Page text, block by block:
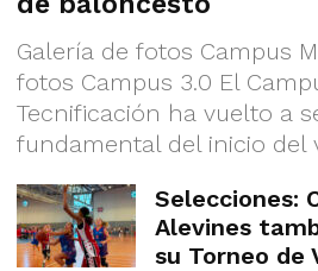
Galería de fotos Campus
fotos Campus 3.0 El
Tecnificación ha vuelto a
fundamental del inicio del
Selecciones:
Alevines
su Torneo de